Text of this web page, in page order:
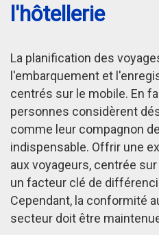
l'hôtellerie
La planification des
l'embarquement et
centrés sur le mobile. En
personnes considèrent
comme leur compagnon
indispensable. Offrir une
aux voyageurs, centrée
un facteur clé de
Cependant, la conformité
secteur doit être